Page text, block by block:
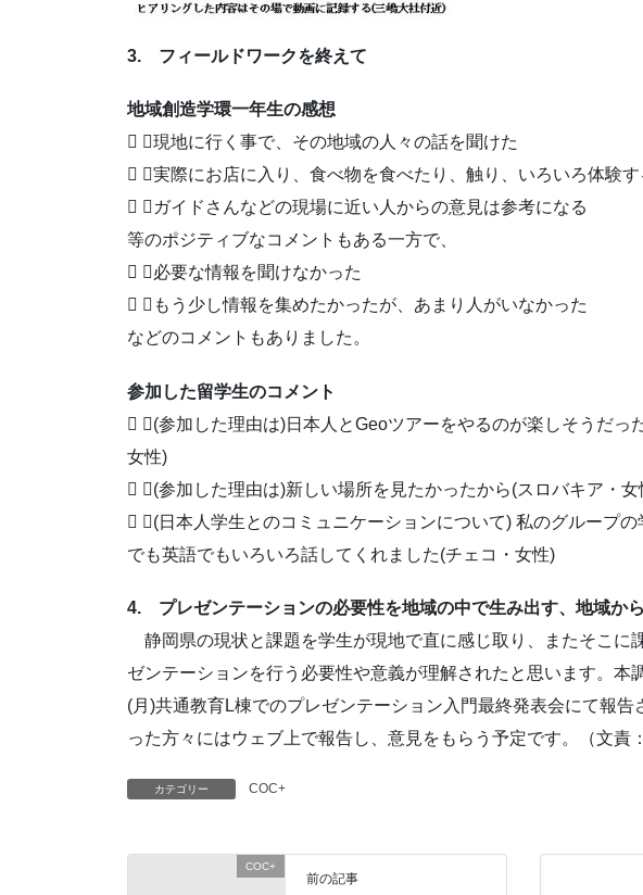
3. フィールドワークを終えて
地域創造学環一年生の感想
 ▶現地に行く事で、その地域の人々の話を聞けた
 ▶実際にお店に入り、食べ物を食べたり、触り、いろいろ体験す
 ▶ガイドさんなどの現場に近い人からの意見は参考になる
等のポジティブなコメントもある一方で、
 ▶必要な情報を聞けなかった
 ▶もう少し情報を集めたかったが、あまり人がいなかった
などのコメントもありました。
参加した留学生のコメント
 ▶(参加した理由は)日本人とGeoツアーをやるのが楽しそうだっ
女性)
 ▶(参加した理由は)新しい場所を見たかったから(スロバキア・女
 ▶(日本人学生とのコミュニケーションについて) 私のグループ
でも英語でもいろいろ話してくれました(チェコ・女性)
4. プレゼンテーションの必要性を地域の中で生み出す、地域か
静岡県の現状と課題を学生が現地で直に感じ取り、またそこに
ゼンテーションを行う必要性や意義が理解されたと思います。本
(月)共通教育L棟でのプレゼンテーション入門最終発表会にて報
った方々にはウェブ上で報告し、意見をもらう予定です。（文責
カテゴリー COC+
COC+
前の記事